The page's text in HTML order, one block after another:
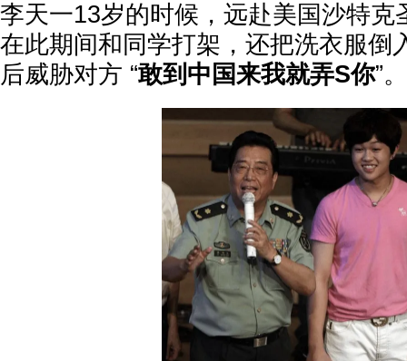
李天一13岁的时候，远赴美国沙特克
在此期间和同学打架，还把洗衣服倒
后威胁对方 “敢到中国来我就弄S你”。